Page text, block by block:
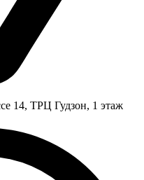
14, ТРЦ Гудзон, 1 этаж